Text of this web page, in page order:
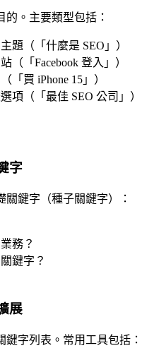
。主要類型包括：
題（「什麼是 SEO」）
（「Facebook 登入」）
「買 iPhone 15」）
項（「最佳 SEO 公司」）
字
鍵字（種子關鍵字）：
務？
鍵字？
展
字列表。常用工具包括：